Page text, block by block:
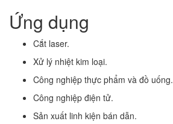
Ứng dụng
Cắt laser.
Xử lý nhiệt kim loại.
Công nghiệp thực phẩm và đồ uống.
Công nghiệp điện tử.
Sản xuất linh kiện bán dẫn.